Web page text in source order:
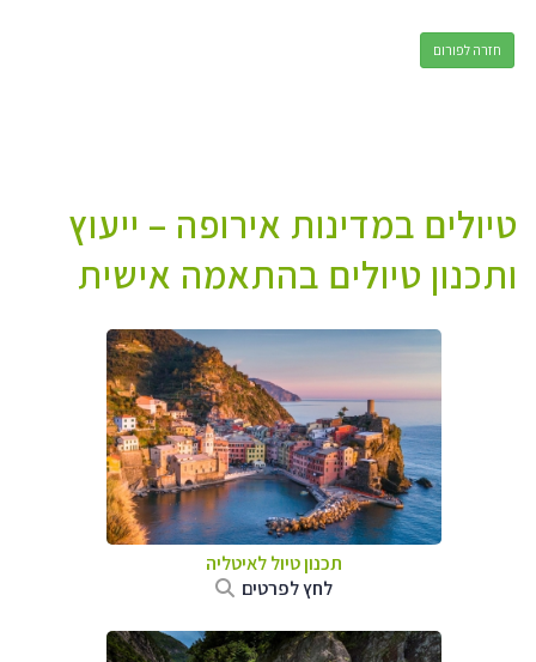
חזרה לפורום
טיולים במדינות אירופה – ייעוץ
ותכנון טיולים בהתאמה אישית
תכנון טיול לאיטליה
לחץ לפרטים